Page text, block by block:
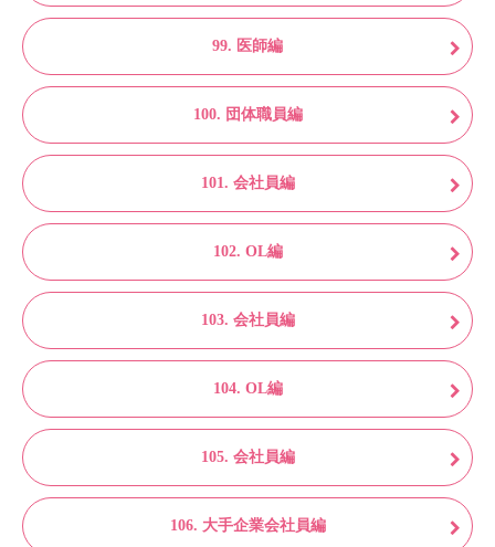
99. 医師編
100. 団体職員編
101. 会社員編
102. OL編
103. 会社員編
104. OL編
105. 会社員編
106. 大手企業会社員編